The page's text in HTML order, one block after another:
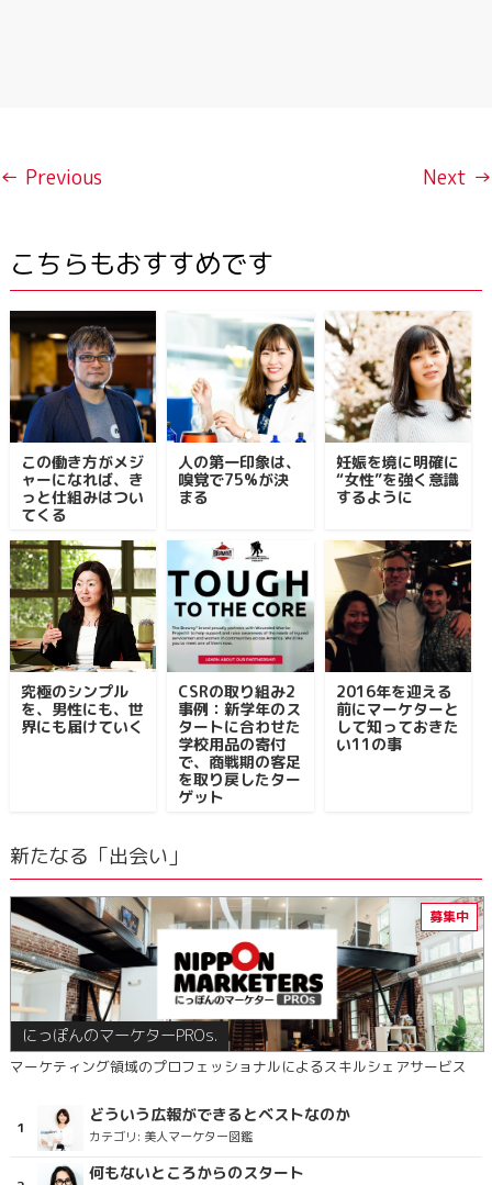
← Previous Next →
こちらもおすすめです
この働き方がメジ
ャーになれば、き
っと仕組みはつい
てくる
人の第一印象は、
嗅覚で75%が決
まる
妊娠を境に明確に
“女性”を強く意識
するように
究極のシンプル
を、男性にも、世
界にも届けていく
CSRの取り組み2
事例：新学年のス
タートに合わせた
学校用品の寄付
で、商戦期の客足
を取り戻したター
ゲット
2016年を迎える
前にマーケターと
して知っておきた
い11の事
新たなる「出会い」
にっぽんのマーケターPROs.
マーケティング領域のプロフェッショナルによるスキルシェアサービス
どういう広報ができるとベストなのか
カテゴリ: 美人マーケター図鑑
何もないところからのスタート